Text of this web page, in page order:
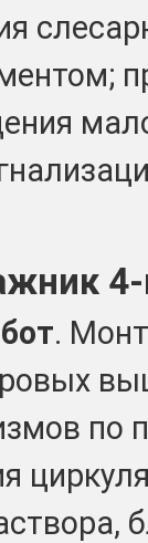
4-
.
по